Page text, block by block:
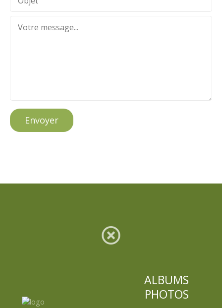
Envoyer
ALBUMS
PHOTOS